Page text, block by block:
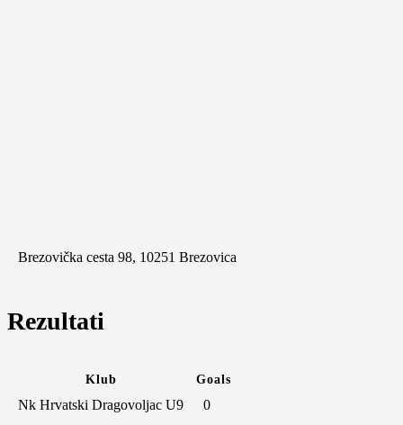
Brezovička cesta 98, 10251 Brezovica
Rezultati
Klub Goals
Nk Hrvatski Dragovoljac U9
0